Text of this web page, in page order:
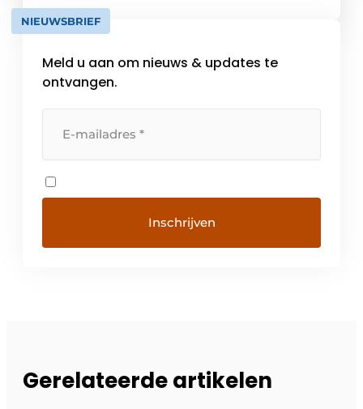
Magazijn en kantoren in België voor
optimale service. […]
NIEUWSBRIEF
Meld u aan om nieuws & updates te
ontvangen.
Gerelateerde artikelen